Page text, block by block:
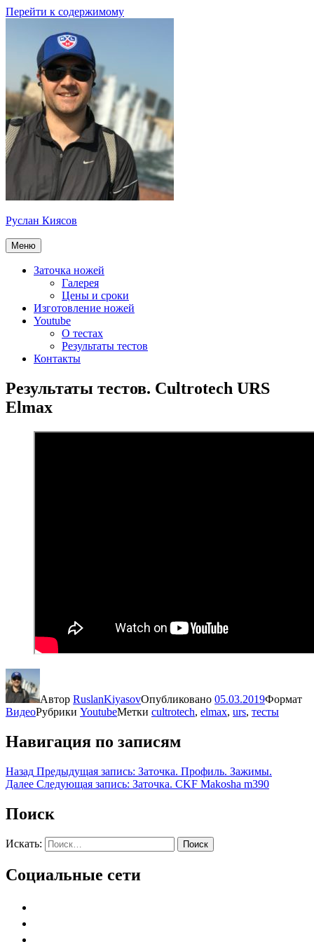
Перейти к содержимому
Руслан Киясов
Меню
Заточка ножей
Галерея
Цены и сроки
Изготовление ножей
Youtube
О тестах
Результаты тестов
Контакты
Результаты тестов. Cultrotech URS
Elmax
Автор RuslanKiyasovОпубликовано 05.03.2019Формат
ВидеоРубрики YoutubeМетки cultrotech, elmax, urs, тесты
Навигация по записям
Назад Предыдущая запись: Заточка. Профиль. Зажимы.
Далее Следующая запись: Заточка. CKF Makosha m390
Поиск
Искать: Поиск
Социальные сети